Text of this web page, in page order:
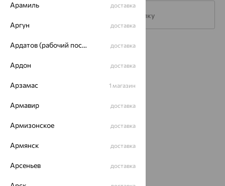
Подписаться на рассылку
Каталог
Акции
Доставка
Покупателям
О нас
Магазины и доставка
еще 3
Арамиль доставка
Аргун доставка
Ардатов (рабочий поселок) доставка
Ардон доставка
Арзамас 1 магазин
Армавир доставка
Армизонское доставка
Армянск доставка
Арсеньев доставка